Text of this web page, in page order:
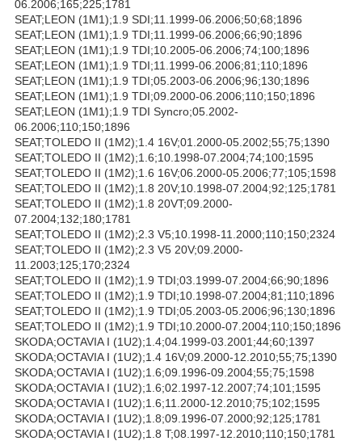
06.2006;165;225;1781
SEAT;LEON (1M1);1.9 SDI;11.1999-06.2006;50;68;1896
SEAT;LEON (1M1);1.9 TDI;11.1999-06.2006;66;90;1896
SEAT;LEON (1M1);1.9 TDI;10.2005-06.2006;74;100;1896
SEAT;LEON (1M1);1.9 TDI;11.1999-06.2006;81;110;1896
SEAT;LEON (1M1);1.9 TDI;05.2003-06.2006;96;130;1896
SEAT;LEON (1M1);1.9 TDI;09.2000-06.2006;110;150;1896
SEAT;LEON (1M1);1.9 TDI Syncro;05.2002-
06.2006;110;150;1896
SEAT;TOLEDO II (1M2);1.4 16V;01.2000-05.2002;55;75;1390
SEAT;TOLEDO II (1M2);1.6;10.1998-07.2004;74;100;1595
SEAT;TOLEDO II (1M2);1.6 16V;06.2000-05.2006;77;105;1598
SEAT;TOLEDO II (1M2);1.8 20V;10.1998-07.2004;92;125;1781
SEAT;TOLEDO II (1M2);1.8 20VT;09.2000-
07.2004;132;180;1781
SEAT;TOLEDO II (1M2);2.3 V5;10.1998-11.2000;110;150;2324
SEAT;TOLEDO II (1M2);2.3 V5 20V;09.2000-
11.2003;125;170;2324
SEAT;TOLEDO II (1M2);1.9 TDI;03.1999-07.2004;66;90;1896
SEAT;TOLEDO II (1M2);1.9 TDI;10.1998-07.2004;81;110;1896
SEAT;TOLEDO II (1M2);1.9 TDI;05.2003-05.2006;96;130;1896
SEAT;TOLEDO II (1M2);1.9 TDI;10.2000-07.2004;110;150;1896
SKODA;OCTAVIA I (1U2);1.4;04.1999-03.2001;44;60;1397
SKODA;OCTAVIA I (1U2);1.4 16V;09.2000-12.2010;55;75;1390
SKODA;OCTAVIA I (1U2);1.6;09.1996-09.2004;55;75;1598
SKODA;OCTAVIA I (1U2);1.6;02.1997-12.2007;74;101;1595
SKODA;OCTAVIA I (1U2);1.6;11.2000-12.2010;75;102;1595
SKODA;OCTAVIA I (1U2);1.8;09.1996-07.2000;92;125;1781
SKODA;OCTAVIA I (1U2);1.8 T;08.1997-12.2010;110;150;1781